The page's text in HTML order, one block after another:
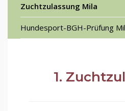
Zuchtzulassung Mila
Hundesport-BGH-Prüfung
1.